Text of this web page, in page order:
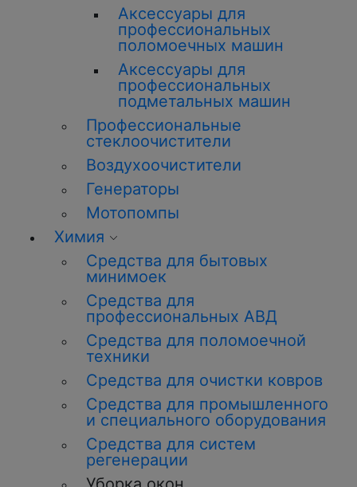
Аксессуары для
профессиональных
поломоечных машин
Аксессуары для
профессиональных
подметальных машин
Профессиональные
стеклоочистители
Воздухоочистители
Генераторы
Мотопомпы
Химия
Средства для бытовых
минимоек
Средства для
профессиональных АВД
Средства для поломоечной
техники
Средства для очистки ковров
Средства для промышленного
и специального оборудования
Средства для систем
регенерации